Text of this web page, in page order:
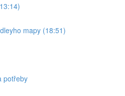
mapy (18:51)
potřeby